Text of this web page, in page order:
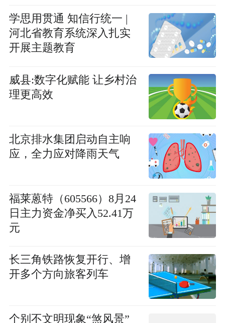
学思用贯通 知信行统一 |
河北省教育系统深入扎实
开展主题教育
威县:数字化赋能 让乡村治
理更高效
北京排水集团启动自主响
应，全力应对降雨天气
福莱蒽特（605566）8月24
日主力资金净买入52.41万
元
长三角铁路恢复开行、增
开多个方向旅客列车
个别不文明现象“煞风景”